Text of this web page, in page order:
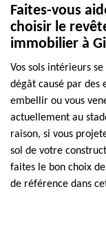
Faites-vous
choisir le
immobilier à
Vos sols intérieurs
dégât causé par des
embellir ou vous
actuellement au
raison, si vous
sol de votre
faites le bon choix
de référence dans